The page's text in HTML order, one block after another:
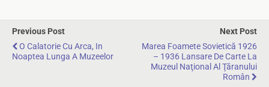
Previous Post
O Calatorie Cu Arca, In
Noaptea Lunga A Muzeelor
Next Post
Marea Foamete Sovietică 1926
– 1936 Lansare De Carte La
Muzeul Naţional Al Ţăranului
Român